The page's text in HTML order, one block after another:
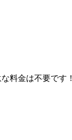
料金は不要です！